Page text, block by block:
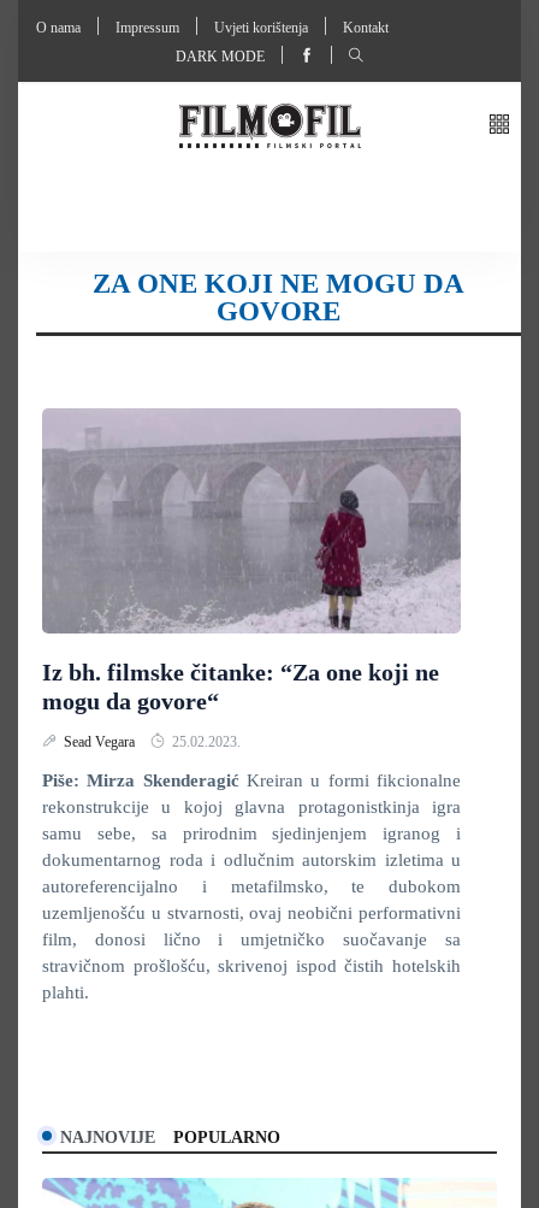
O nama Impressum Uvjeti korištenja
Kontakt
DARK MODE
ZA ONE KOJI NE MOGU DA
GOVORE
Iz bh. filmske čitanke: “Za one koji ne
mogu da govore“
Sead Vegara 25.02.2023.
Piše: Mirza Skenderagić Kreiran u formi fikcionalne
rekonstrukcije u kojoj glavna protagonistkinja igra
samu sebe, sa prirodnim sjedinjenjem igranog i
dokumentarnog roda i odlučnim autorskim izletima u
autoreferencijalno i metafilmsko, te dubokom
uzemljenošću u stvarnosti, ovaj neobični performativni
film, donosi lično i umjetničko suočavanje sa
stravičnom prošlošću, skrivenoj ispod čistih hotelskih
plahti.
NAJNOVIJE POPULARNO